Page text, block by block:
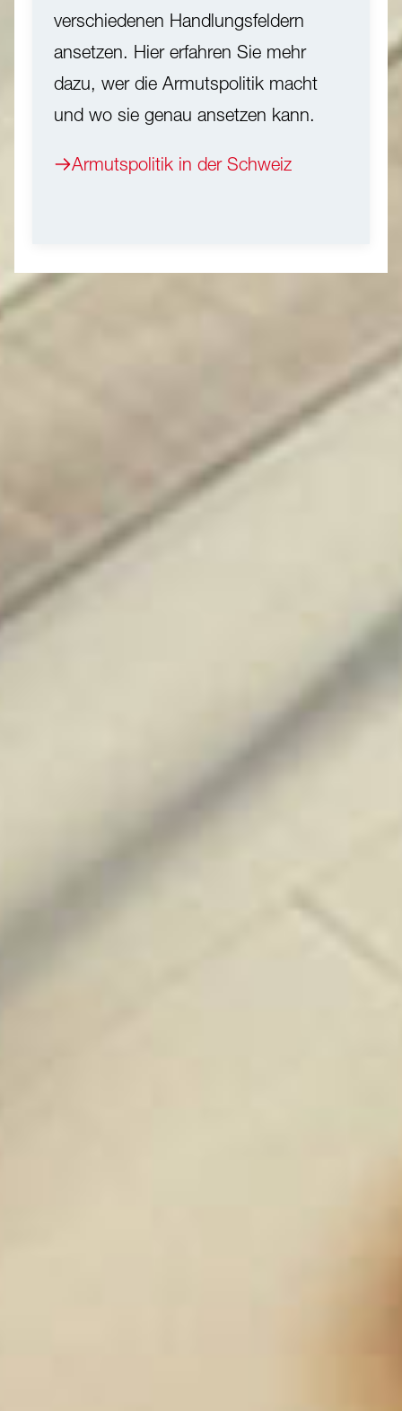
verschiedenen Handlungsfeldern
ansetzen. Hier erfahren Sie mehr
dazu, wer die Armutspolitik macht
und wo sie genau ansetzen kann.
Armutspolitik in der Schweiz